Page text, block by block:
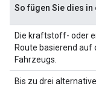
So fügen Sie dies in
Die kraftstoff- oder
Route basierend auf
Fahrzeugs.
Bis zu drei